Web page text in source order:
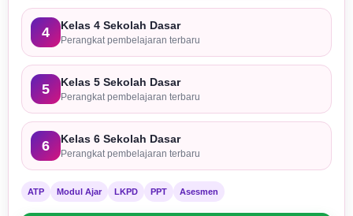
4 Kelas 4 Sekolah Dasar
Perangkat pembelajaran terbaru
5 Kelas 5 Sekolah Dasar
Perangkat pembelajaran terbaru
6 Kelas 6 Sekolah Dasar
Perangkat pembelajaran terbaru
ATP Modul Ajar LKPD PPT Asesmen